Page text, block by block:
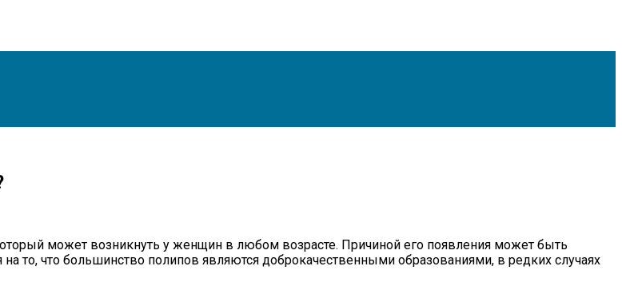
может возникнуть у женщин в любом возрасте. Причиной его появления может быть
то, что большинство полипов являются доброкачественными образованиями, в редких случаях